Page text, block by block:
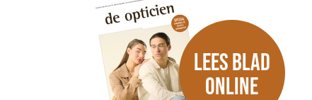
LEES BLAD
ONLINE